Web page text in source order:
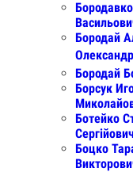
Бородай
Бородай
Борсук
Ботейко
Боцко